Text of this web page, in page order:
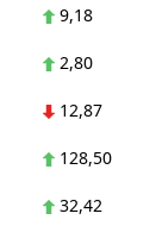
9,18
2,80
12,87
128,50
32,42